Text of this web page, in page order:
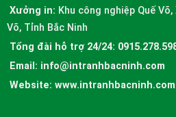
Xưởng in: Khu công nghiệp Quế
Võ, Tỉnh Bắc Ninh
Tổng đài hỗ trợ 24/24:
Email: info@intranhbacninh.com
Website: www.intranhbacninh.com